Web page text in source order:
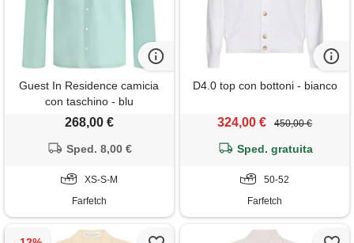
Guest In Residence camicia
con taschino - blu
268,00 €
Sped. 8,00 €
XS-S-M
Farfetch
D4.0 top con bottoni - bianco
324,00 € 450,00 €
Sped. gratuita
50-52
Farfetch